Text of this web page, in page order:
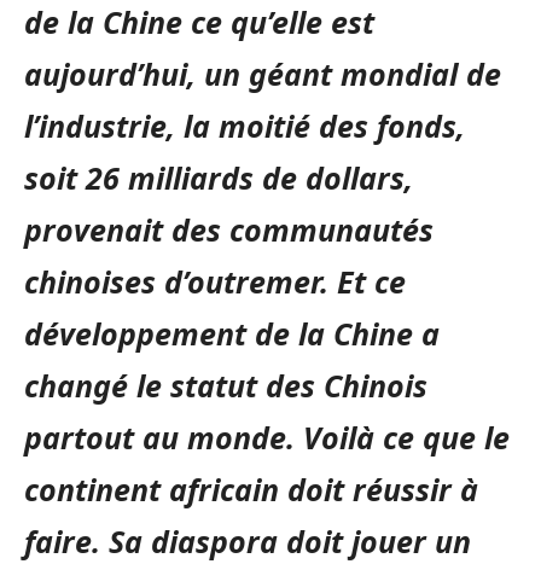
de la Chine ce qu’elle est
aujourd’hui, un géant mondial de
l’industrie, la moitié des fonds,
soit 26 milliards de dollars,
provenait des communautés
chinoises d’outremer. Et ce
développement de la Chine a
changé le statut des Chinois
partout au monde. Voilà ce que le
continent africain doit réussir à
faire. Sa diaspora doit jouer un